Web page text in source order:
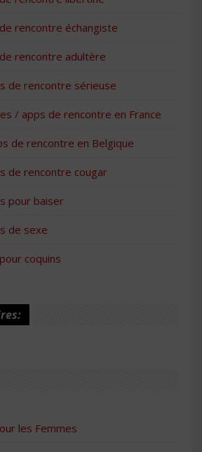
rencontre échangiste
rencontre adultère
de rencontre sérieuse
/ apps de rencontre en France
de rencontre en Belgique
de rencontre cougar
pour baiser
de sexe
coquins
les Femmes